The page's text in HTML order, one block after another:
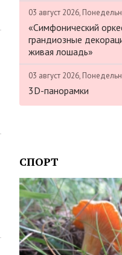
03 август 2026,
«Симфонический
грандиозные
живая лошадь»
03 август 2026,
3D-панорамки
СПОРТ